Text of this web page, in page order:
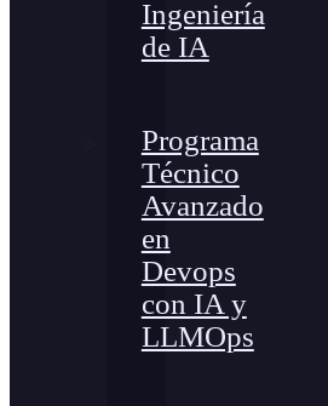
Ingeniería
de IA
Programa
Técnico
Avanzado
en
Devops
con IA y
LLMOps